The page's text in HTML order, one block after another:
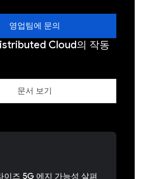
영업팀에 문의
Cloud의 작동
문서 보기
이즈 5G 에지 가능성 살펴